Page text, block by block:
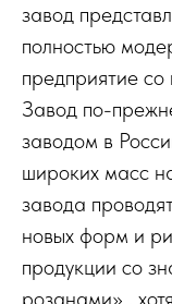
завод
полностью
предприятие
Завод по-
заводом в
широких масс
завода
новых форм и
продукции со